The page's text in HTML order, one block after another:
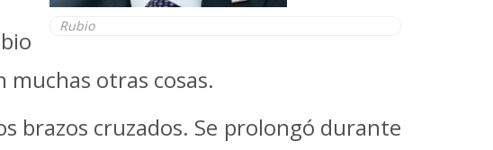
Rubio
muchas otras cosas.
brazos cruzados. Se prolongó durante